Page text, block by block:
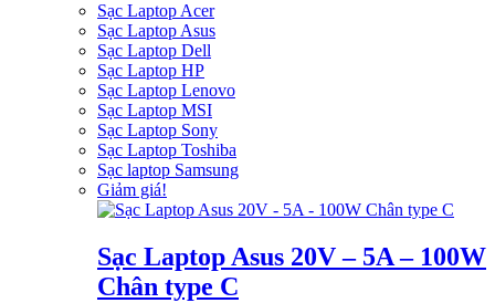
Sạc Laptop Acer
Sạc Laptop Asus
Sạc Laptop Dell
Sạc Laptop HP
Sạc Laptop Lenovo
Sạc Laptop MSI
Sạc Laptop Sony
Sạc Laptop Toshiba
Sạc laptop Samsung
Giảm giá!
Sạc Laptop Asus 20V – 5A – 100W
Chân type C